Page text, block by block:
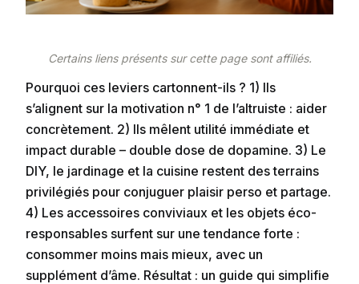
Certains liens présents sur cette page sont affiliés.
Pourquoi ces leviers cartonnent-ils ? 1) Ils
s’alignent sur la motivation n° 1 de l’altruiste : aider
concrètement. 2) Ils mêlent utilité immédiate et
impact durable – double dose de dopamine. 3) Le
DIY, le jardinage et la cuisine restent des terrains
privilégiés pour conjuguer plaisir perso et partage.
4) Les accessoires conviviaux et les objets éco-
responsables surfent sur une tendance forte :
consommer moins mais mieux, avec un
supplément d’âme. Résultat : un guide qui simplifie